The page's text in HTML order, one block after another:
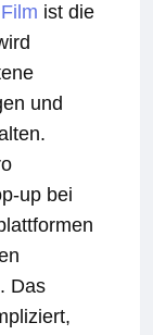
ist die
und
up bei
Das